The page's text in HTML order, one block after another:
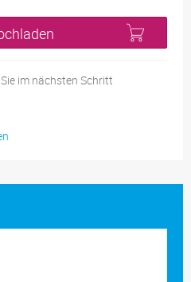
im nächsten Schritt